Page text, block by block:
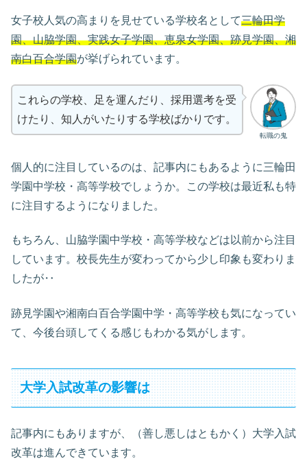
女子校人気の高まりを見せている学校名として三輪田学
園、山脇学園、実践女子学園、恵泉女学園、跡見学園、湘
南白百合学園が挙げられています。
転職の鬼
これらの学校、足を運んだり、採用選考を受
けたり、知人がいたりする学校ばかりです。
個人的に注目しているのは、記事内にもあるように三輪田
学園中学校・高等学校でしょうか。この学校は最近私も特
に注目するようになりました。
もちろん、山脇学園中学校・高等学校などは以前から注目
しています。校長先生が変わってから少し印象も変わりま
したが‥
跡見学園や湘南白百合学園中学・高等学校も気になってい
て、今後台頭してくる感じもわかる気がします。
大学入試改革の影響は
記事内にもありますが、（善し悪しはともかく）大学入試
改革は進んできています。